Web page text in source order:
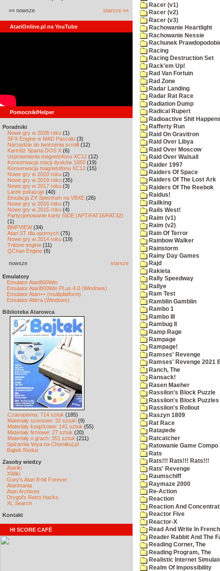
«« nowsze starsze »»
AtariOnline.pl na YouTube
Pomocnik/Helper
Poradniki
Nowe gry w 2026 roku (1)
SFX-Engine w MAD Pascalu (3)
Narzędzie do tworzenia scrolli (12)
Kartridż Sparta DOS X (6)
Usprawnienia magnetofonu XC12 (12)
Konserwacja stacji dysków 1050 (19)
Konserwacja magnetofonu XC12 (15)
Nowe gry w 2020 roku (2)
Nowe gry w 2019 roku (35)
Nowe gry w 2017 roku (3)
Larek pokazuje (40)
Emulacja ZX Spectrum na VBXE (26)
Nowe gry w 2016 roku (7)
Nowe gry w 2015 roku (4)
Partycjonowanie karty SIDE (APT/FAT16/FAT32)
(1)
BMPVIEW(34)
Atari ST dla opornych (75)
Nowe gry w 2014 roku (19)
Tritone engine (11)
QChan Engine (6)
nowsze starsze
Emulatory
Emulator Atari800Win
Emulator Atari800Win PLus 4.0 (Windows)
Emulator Atari++ (multiplatform)
Emulator Altirra (Windows)
Biblioteka Atarowca
Czasopisma: 714 sztuk (185)
Materiały scenowe: 32 sztuki (9)
Materiały książkowe: 141 sztuk (55)
Materiały firmowe: 27 sztuk (20)
Materiały o grach: 351 sztuk (211)
Spiżarnia Voya na Chomikuj.pl
Bajtek Redux
Zasoby wiedzy
Atariki
XWiki
Gury's Atari 8-bit Forever
Atarimania
Atari Archives
Drygol's Retro Hacks
XL Search
Kontakt
HI SCORE CAFÉ
Racer (v1)
Racer (v2)
Racer (v3)
Rachowanie Heartlight
Rachowanie Nessie
Rachunek
Racing
Racing Destruction Set
Rack'em Up!
Rad Van Fortuin
Rad Zone
Radar Landing
Radar Rat Race
Radiation Dump
Radical Rupert
Radioactive Shit
Rafferty Run
Raid On Gravitron
Raid Over Libya
Raid Over Moscow
Raid Over Walsall
Raider 1997
Raiders Of Space
Raiders Of The Lost Ark
Raiders Of The Reebok
Raidus!
Railking
Rails West!
Raim (v1)
Raim (v2)
Rain Of Terror
Rainbow Walker
Rainstorm
Rainy Day Games
Rajd
Rakieta
Rally Speedway
Rallye
Ram Test
Ramblin Gamblin
Rambo 1
Rambo III
Rambug II
Ramp Rage
Rampage
Rampage!
Ramses' Revenge
Ramses' Revenge 2021
Ranch, The
Ransack!
Rasen Maeher
Rassilon's Block Puzzle
Rassilon's Block Puzzles
Rassilon's Rollout
Raszyn 1809
Rat Race
Ratapede
Ratcatcher
Ratowanie Game Compo
Rats
Rats!!! Rats!!! Rats!!!
Rats' Revenge
Raumschiff
Raymaze 2000
Re-Action
Reaction
Reaction And
Reactor Five
Reactor-X
Read And Write In
Reader Rabbit And The
Reading Corner, The
Reading Program, The
Realistic Internet
Realm Of Impossibility